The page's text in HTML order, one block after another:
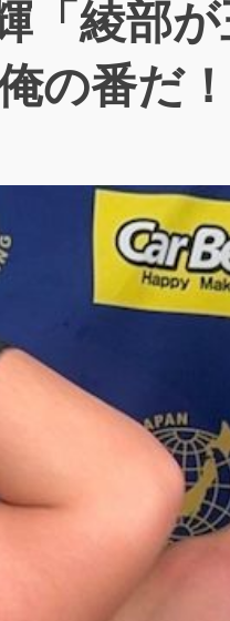
「綾部
の番だ！